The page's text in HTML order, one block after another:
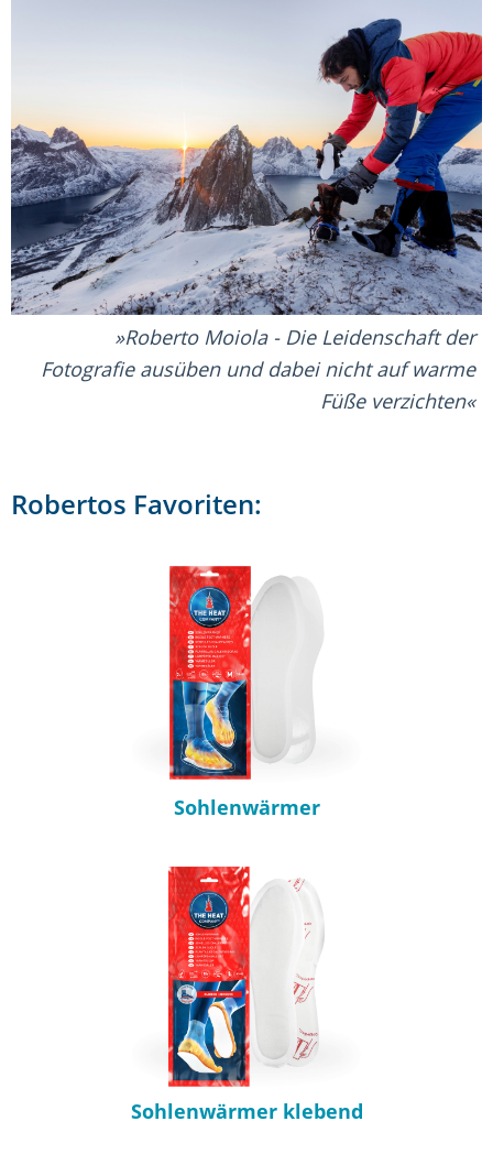
Roberto Moiola - Die Leidenschaft der
Fotografie ausüben und dabei nicht auf warme
Füße verzichten
Robertos Favoriten:
Sohlenwärmer
Sohlenwärmer klebend